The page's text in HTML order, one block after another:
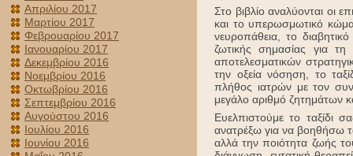
Απριλίου 2017
Μαρτίου 2017
Φεβρουαρίου 2017
Ιανουαρίου 2017
Δεκεμβρίου 2016
Νοεμβρίου 2016
Οκτωβρίου 2016
Σεπτεμβρίου 2016
Αυγούστου 2016
Ιουλίου 2016
Ιουνίου 2016
Στο βιβλίο αναλύονται οι
και το υπερωσμωτικό
νευροπάθεια, το
ζωτικής σημασίας για
αποτελεσματικών
την οξεία νόσηση, το
πλήθος ιατρών με τον
μεγάλο αριθμό ζητημάτων
Ευελπιστούμε το ταξίδι
ανατρέξω για να βοηθήσω
αλλά την ποιότητα ζωής